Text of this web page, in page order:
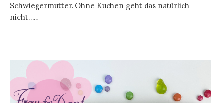
Schwiegermutter. Ohne Kuchen geht das natürlich
nicht…...